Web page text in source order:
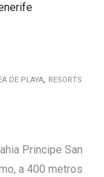
DE PLAYA, RESORTS
Principe San
a 400 metros